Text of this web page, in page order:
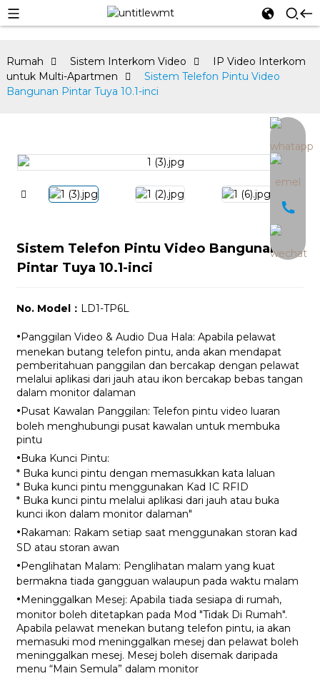
Rumah Sistem Interkom Video
IP Video Interkom
untuk Multi-Apartmen
Sistem Telefon Pintu Video
Bangunan Pintar Tuya 10.1-inci
Sistem Telefon Pintu Video Bangunan
Pintar Tuya 10.1-inci
No. Model： LD1-TP6L
·Panggilan Video & Audio Dua Hala: Apabila pelawat
menekan butang telefon pintu, anda akan mendapat
pemberitahuan panggilan dan bercakap dengan pelawat
melalui aplikasi dari jauh atau ikon bercakap bebas tangan
dalam monitor dalaman
·Pusat Kawalan Panggilan: Telefon pintu video luaran
boleh menghubungi pusat kawalan untuk membuka
pintu
·Buka Kunci Pintu:
* Buka kunci pintu dengan memasukkan kata laluan
* Buka kunci pintu menggunakan Kad IC RFID
* Buka kunci pintu melalui aplikasi dari jauh atau buka
kunci ikon dalam monitor dalaman"
·Rakaman: Rakam setiap saat menggunakan storan kad
SD atau storan awan
·Penglihatan Malam: Penglihatan malam yang kuat
bermakna tiada gangguan walaupun pada waktu malam
·Meninggalkan Mesej: Apabila tiada sesiapa di rumah,
monitor boleh ditetapkan pada Mod "Tidak Di Rumah".
Apabila pelawat menekan butang telefon pintu, ia akan
memasuki mod meninggalkan mesej dan pelawat boleh
meninggalkan mesej. Mesej boleh disemak daripada
menu “Main Semula” dalam monitor